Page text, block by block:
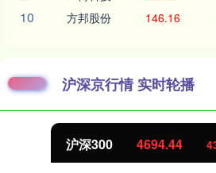
10 方邦股份 146.16
沪深京行情 实时轮播
43.13 0.93%